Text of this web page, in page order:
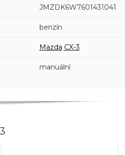
JMZDK6W7601431041
benzín
Mazda CX-3
manuální